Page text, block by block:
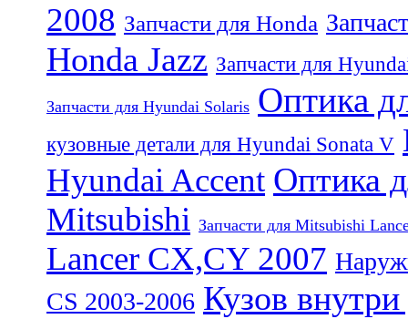
2008 Запчасти для Honda
Honda Jazz Запчасти для
Запчасти для Hyundai Solaris Оптика
кузовные детали для Hyundai Sonata V
Hyundai Accent Оптика
Mitsubishi Запчасти для Mitsubishi
Lancer CX,CY 2007
CS 2003-2006 Кузов